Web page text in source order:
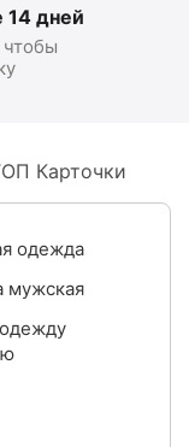
14 дней
чтобы
Карточки
одежда
мужская